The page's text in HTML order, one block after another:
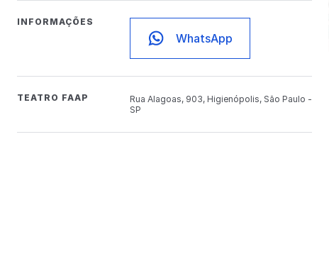
INFORMAÇÕES
WhatsApp
TEATRO FAAP
Rua Alagoas, 903, Higienópolis, São Paulo -
SP